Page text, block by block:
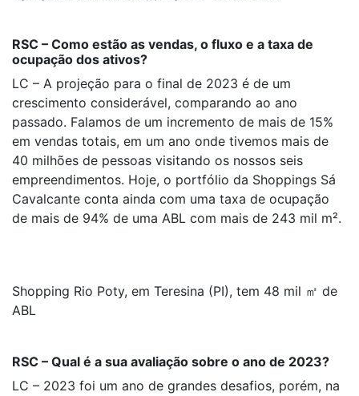
RSC – Como estão as vendas, o fluxo e a taxa de
ocupação dos ativos?
LC – A projeção para o final de 2023 é de um
crescimento considerável, comparando ao ano
passado. Falamos de um incremento de mais de 15%
em vendas totais, em um ano onde tivemos mais de
40 milhões de pessoas visitando os nossos seis
empreendimentos. Hoje, o portfólio da Shoppings Sá
Cavalcante conta ainda com uma taxa de ocupação
de mais de 94% de uma ABL com mais de 243 mil m².
Shopping Rio Poty, em Teresina (PI), tem 48 mil ㎡ de
ABL
RSC – Qual é a sua avaliação sobre o ano de 2023?
LC – 2023 foi um ano de grandes desafios, porém, na